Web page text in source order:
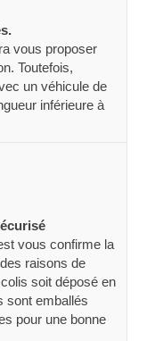
vous proposer
Toutefois,
un véhicule de
inférieure à
vous confirme la
raisons de
soit déposé en
sont emballés
pour une bonne